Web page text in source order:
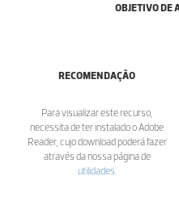
OBJETIVO DE
RECOMENDAÇÃO
Para visualizar este recurso,
necessita de ter instalado o Adobe
Reader, cujo download poderá fazer
através da nossa página de
utilidades